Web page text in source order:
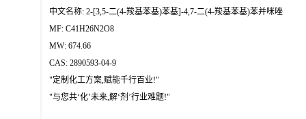
中文名称: 2-[3,5-二(4-羧基苯基)苯基]-4,7-二(4-羧基苯基)苯并咪唑
MF: C41H26N2O8
MW: 674.66
CAS: 2890593-04-9
"定制化工方案,赋能千行百业!"
"与您共‘化’未来,解‘剂’行业难题!"